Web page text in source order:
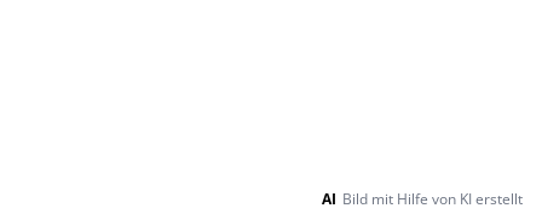
AI Bild mit Hilfe von KI erstellt